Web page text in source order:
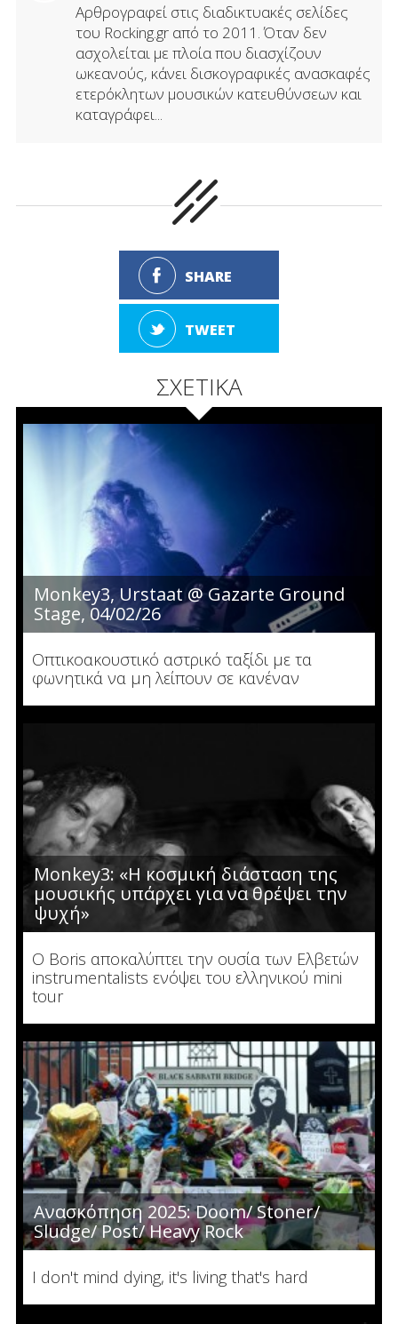
Αρθρογραφεί στις διαδικτυακές σελίδες
του Rocking.gr από το 2011. Όταν δεν
ασχολείται με πλοία που διασχίζουν
ωκεανούς, κάνει δισκογραφικές ανασκαφές
ετερόκλητων μουσικών κατευθύνσεων και
καταγράφει...
SHARE
TWEET
ΣΧΕΤΙΚΑ
Monkey3, Urstaat @ Gazarte Ground
Stage, 04/02/26
Οπτικοακουστικό αστρικό ταξίδι με τα
φωνητικά να μη λείπουν σε κανέναν
Monkey3: «Η κοσμική διάσταση της
μουσικής υπάρχει για να θρέψει την
ψυχή»
Ο Boris αποκαλύπτει την ουσία των Ελβετών
instrumentalists ενόψει του ελληνικού mini
tour
Ανασκόπηση 2025: Doom/ Stoner/
Sludge/ Post/ Heavy Rock
I don't mind dying, it's living that's hard